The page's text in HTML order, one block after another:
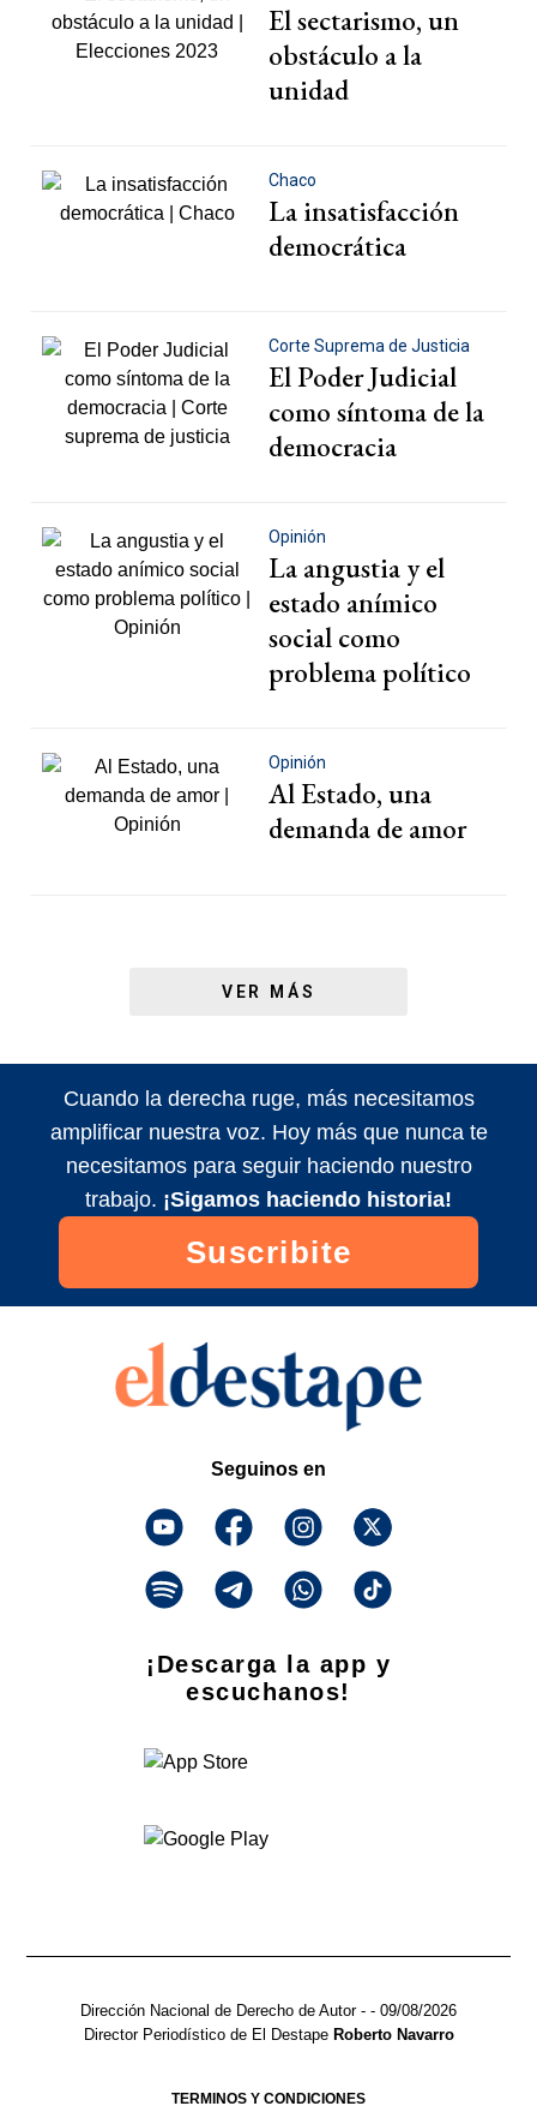
El sectarismo, un
obstáculo a la
unidad
Chaco
La insatisfacción
democrática
Corte Suprema de Justicia
El Poder Judicial
como síntoma de la
democracia
Opinión
La angustia y el
estado anímico
social como
problema político
Opinión
Al Estado, una
demanda de amor
VER MÁS
Cuando la derecha ruge, más necesitamos
amplificar nuestra voz. Hoy más que nunca te
necesitamos para seguir haciendo nuestro
trabajo. ¡Sigamos haciendo historia!
Suscribite
Seguinos en
¡Descarga la app y
escuchanos!
Dirección Nacional de Derecho de Autor - - 09/08/2026
Director Periodístico de El Destape Roberto Navarro
TERMINOS Y CONDICIONES